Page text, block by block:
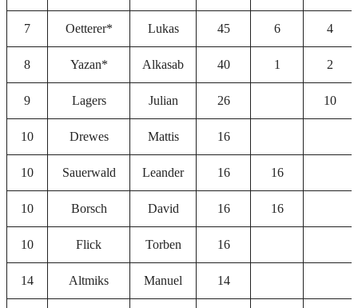
7 Oetterer* Lukas 45 6 4
8 Yazan* Alkasab 40 1 2
9 Lagers Julian 26 10
10 Drewes Mattis 16
10 Sauerwald Leander 16 16
10 Borsch David 16 16
10 Flick Torben 16
14 Altmiks Manuel 14